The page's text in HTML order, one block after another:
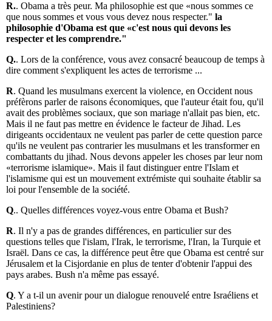
R.. Obama a très peur. Ma philosophie est que «nous sommes ce
que nous sommes et vous vous devez nous respecter." la
philosophie d'Obama est que «c'est nous qui devons les
respecter et les comprendre."
Q.. Lors de la conférence, vous avez consacré beaucoup de temps à
dire comment s'expliquent les actes de terrorisme ...
R. Quand les musulmans exercent la violence, en Occident nous
préfèrons parler de raisons économiques, que l'auteur était fou, qu'il
avait des problèmes sociaux, que son mariage n'allait pas bien, etc.
Mais il ne faut pas mettre en évidence le facteur de Jihad. Les
dirigeants occidentaux ne veulent pas parler de cette question parce
qu'ils ne veulent pas contrarier les musulmans et les transformer en
combattants du jihad. Nous devons appeler les choses par leur nom
«terrorisme islamique». Mais il faut distinguer entre l'Islam et
l'islamisme qui est un mouvement extrémiste qui souhaite établir sa
loi pour l'ensemble de la société.
Q.. Quelles différences voyez-vous entre Obama et Bush?
R. Il n'y a pas de grandes différences, en particulier sur des
questions telles que l'islam, l'Irak, le terrorisme, l'Iran, la Turquie et
Israël. Dans ce cas, la différence peut être que Obama est centré sur
Jérusalem et la Cisjordanie en plus de tenter d'obtenir l'appui des
pays arabes. Bush n'a même pas essayé.
Q. Y a t-il un avenir pour un dialogue renouvelé entre Israéliens et
Palestiniens?